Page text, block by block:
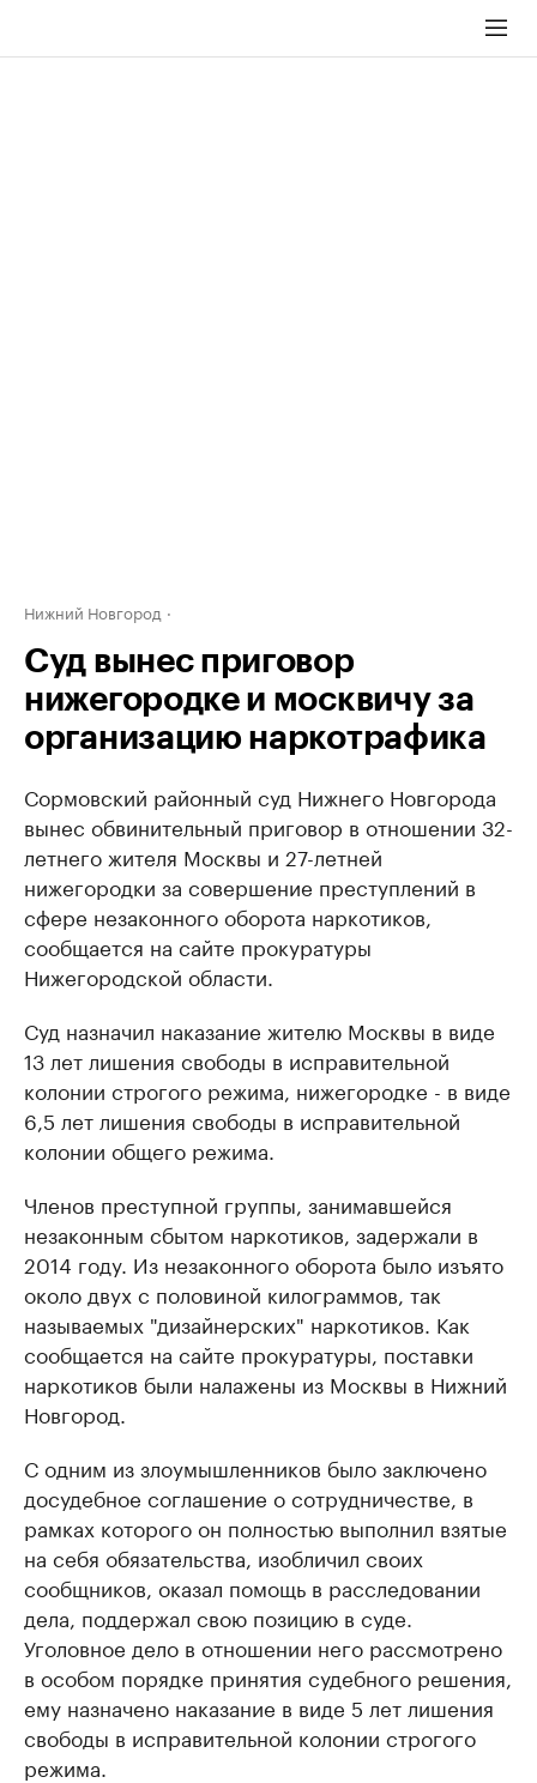
Нижний Новгород
Суд вынес приговор
нижегородке и москвичу за
организацию наркотрафика
Сормовский районный суд Нижнего Новгорода
вынес обвинительный приговор в отношении 32-
летнего жителя Москвы и 27-летней
нижегородки за совершение преступлений в
сфере незаконного оборота наркотиков,
сообщается на сайте прокуратуры
Нижегородской области.
Суд назначил наказание жителю Москвы в виде
13 лет лишения свободы в исправительной
колонии строгого режима, нижегородке - в виде
6,5 лет лишения свободы в исправительной
колонии общего режима.
Членов преступной группы, занимавшейся
незаконным сбытом наркотиков, задержали в
2014 году. Из незаконного оборота было изъято
около двух с половиной килограммов, так
называемых "дизайнерских" наркотиков. Как
сообщается на сайте прокуратуры, поставки
наркотиков были налажены из Москвы в Нижний
Новгород.
С одним из злоумышленников было заключено
досудебное соглашение о сотрудничестве, в
рамках которого он полностью выполнил взятые
на себя обязательства, изобличил своих
сообщников, оказал помощь в расследовании
дела, поддержал свою позицию в суде.
Уголовное дело в отношении него рассмотрено
в особом порядке принятия судебного решения,
ему назначено наказание в виде 5 лет лишения
свободы в исправительной колонии строгого
режима.